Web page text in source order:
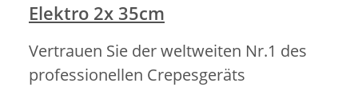
Elektro 2x 35cm
Vertrauen Sie der weltweiten Nr.1 des
professionellen Crepesgeräts